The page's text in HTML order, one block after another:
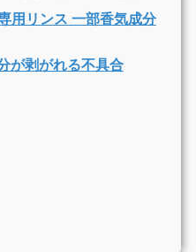
用リンス 一部香気成分
が剥がれる不具合